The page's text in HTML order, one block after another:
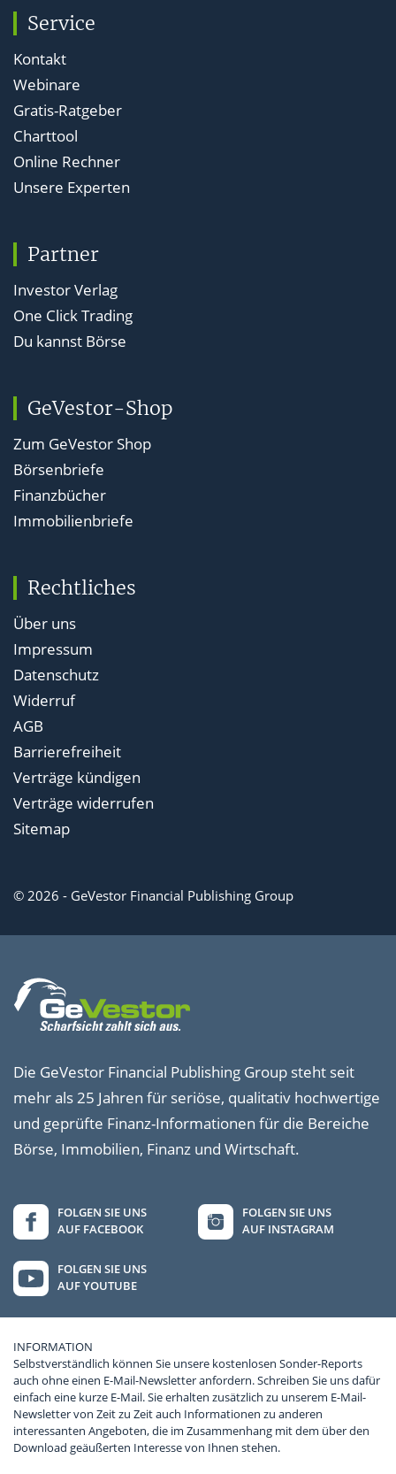
Service
Kontakt
Webinare
Gratis-Ratgeber
Charttool
Online Rechner
Unsere Experten
Partner
Investor Verlag
One Click Trading
Du kannst Börse
GeVestor-Shop
Zum GeVestor Shop
Börsenbriefe
Finanzbücher
Immobilienbriefe
Rechtliches
Über uns
Impressum
Datenschutz
Widerruf
AGB
Barrierefreiheit
Verträge kündigen
Verträge widerrufen
Sitemap
© 2026 - GeVestor Financial Publishing Group
Die GeVestor Financial Publishing Group steht seit
mehr als 25 Jahren für seriöse, qualitativ hochwertige
und geprüfte Finanz-Informationen für die Bereiche
Börse, Immobilien, Finanz und Wirtschaft.
FOLGEN SIE UNS
AUF FACEBOOK
FOLGEN SIE UNS
AUF INSTAGRAM
FOLGEN SIE UNS
AUF YOUTUBE
INFORMATION
Selbstverständlich können Sie unsere kostenlosen Sonder-Reports
auch ohne einen E-Mail-Newsletter anfordern. Schreiben Sie uns dafür
einfach eine kurze E-Mail. Sie erhalten zusätzlich zu unserem E-Mail-
Newsletter von Zeit zu Zeit auch Informationen zu anderen
interessanten Angeboten, die im Zusammenhang mit dem über den
Download geäußerten Interesse von Ihnen stehen.